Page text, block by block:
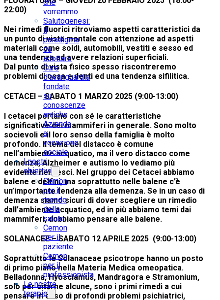
che
vorremmo
Salutogenesi:
il
paradigma
da
adottare
Cure
d’avanguardia
fondate
su
conoscenze
antiche
Azienda
a
vocazione
sociale
I nostri
obiettivi
Cemon
per il
mondo
della
salute
Cemon
per il
paziente
Cemon
per il
professionista
Le nostre
terapie
22:00)
Nei rimedi fluorici ritroviamo aspetti caratteristici da
un punto di vista mentale con attenzione ad aspetti
materiali come soldi, automobili, vestiti e sesso ed
una tendenza ad avere relazioni superficiali.
Dal punto di vista fisico spesso riscontreremo
problemi di ossa e denti ed una tendenza sifilitica.
CETACEI –SABATO 1 MARZO 2025 (9:00-13:00)
I cetacei portano con sé le caratteristiche
significative dei mammiferi in generale. Sono molto
socievoli e il loro senso della famiglia è molto
profondo. Il tema del distacco è comune
nell’ambiente acquatico, ma il vero distacco come
demenza, Alzheimer e autismo lo vediamo più
evidente nei pesci. Nel gruppo dei Cetacei abbiamo
balene e delfini, ma soprattutto nelle balene c’è
un’importante tendenza alla demenza. Se in un caso di
demenza siamo sicuri di dover scegliere un rimedio
dall’ambiente acquatico, ed in più abbiamo temi dai
mammiferi, dobbiamo pensare alle balene.
SOLANACEE –SABATO 12 APRILE 2025 (9:00-13:00)
Soprattutto le Solanaceae psicotrope hanno un posto
di primo piano nella Materia Medica omeopatica.
Belladonna, Hyosciamus, Mandragora e Stramonium,
solo per citarne alcune, sono i primi rimedi a cui
pensare in caso di profondi problemi psichiatrici,